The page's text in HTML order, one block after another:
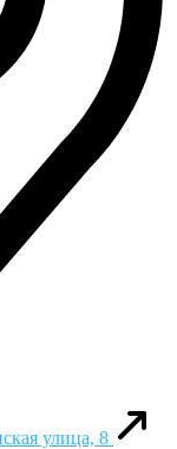
улица, 8